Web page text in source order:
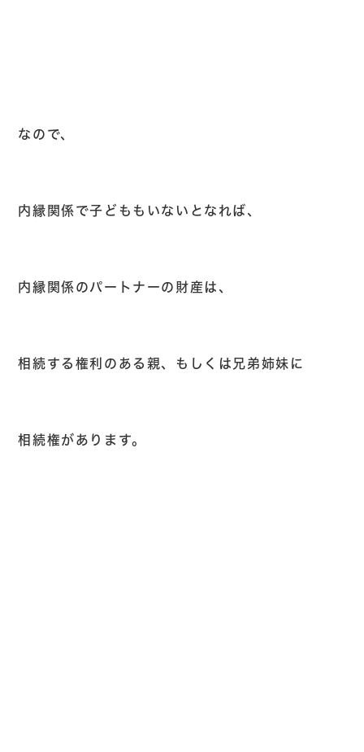
なので、
内縁関係で子どももいないとなれば、
内縁関係のパートナーの財産は、
相続する権利のある親、もしくは兄弟姉妹に
相続権があります。